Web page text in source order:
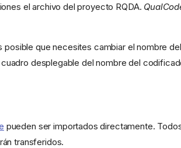
el archivo del proyecto RQDA.
posible que necesites cambiar el nombre
desplegable del nombre del
pueden ser importados directamente.
transferidos.